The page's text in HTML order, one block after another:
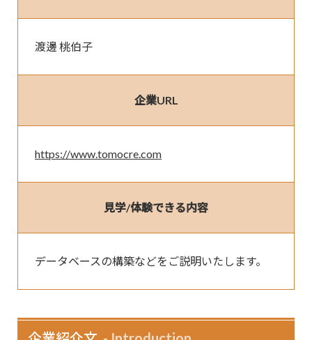
渡邊 桃伯子
企業URL
https://www.tomocre.com
見学/体験できる内容
データベースの構築などをご説明いたします。